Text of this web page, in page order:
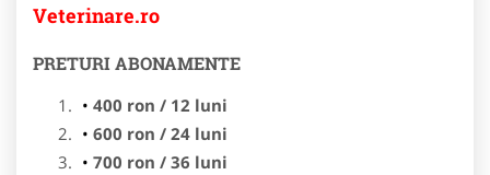
Veterinare.ro
PRETURI ABONAMENTE
400 ron / 12 luni
600 ron / 24 luni
700 ron / 36 luni